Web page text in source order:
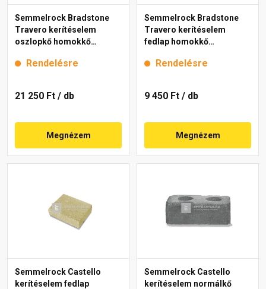
Semmelrock Bradstone
Travero kerítéselem
oszlopkő homokkő
Rendelésre
21 250 Ft / db
Megnézem
Semmelrock Bradstone
Travero kerítéselem
fedlap homokkő
Rendelésre
9 450 Ft / db
Megnézem
Semmelrock Castello
kerítéselem fedlap
Semmelrock Castello
kerítéselem normálkő